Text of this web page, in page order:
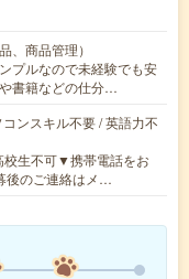
、商品管理）
プルなので未経験でも安
書籍などの仕分…
ンスキル不要 / 英語力不
生不可▼携帯電話をお
後のご連絡はメ…